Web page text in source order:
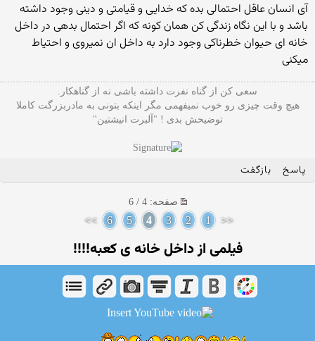
آی انسان عاقل احتمالی بده که خدایی و قیامتی و دینی وجود داشته
باشد و با این نگاه زندگی کن همان کونه که اگر احتمال بدهی در داخل
خانه ای حیوان خطرناکی وجود دارد به داخل ان نمیروی و احتیاط
میکنی
سعی کن از گناه نفرت داشته باشی نه از گناهکار.
هیچ وقت چیزی رو خوب نمیفهمی مگر اینکه بتونی به مادربزرگت کاملا
توضیحش بدی ! "آلبرت انیشتین"
پاسخ بازگفت
صفحه: 4 / 6
<<
1
2
3
4
5
6
>>
فیلمی از داخل خانه ی کعبه!!!!